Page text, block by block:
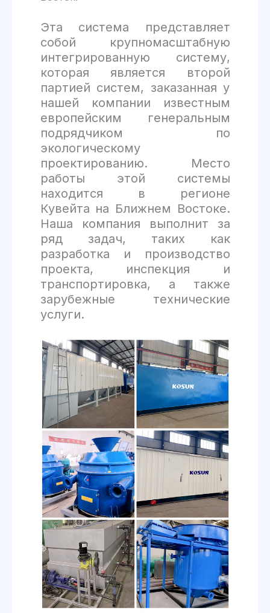
Эта система представляет
собой крупномасштабную
интегрированную систему,
которая является второй
партией систем, заказанная у
нашей компании известным
европейским генеральным
подрядчиком по
экологическому
проектированию. Место
работы этой системы
находится в регионе
Кувейта на Ближнем Востоке.
Наша компания выполнит за
ряд задач, таких как
разработка и производство
проекта, инспекция и
транспортировка, а также
зарубежные технические
услуги.